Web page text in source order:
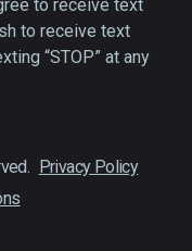
to receive text
to receive text
“STOP” at any
Privacy Policy